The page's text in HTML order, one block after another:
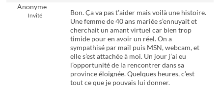
Anonyme
Invité
Bon. Ça va pas t’aider mais voilà une histoire.
Une femme de 40 ans mariée s’ennuyait et
cherchait un amant virtuel car bien trop
timide pour en avoir un réel. On a
sympathisé par mail puis MSN, webcam, et
elle s’est attachée à moi. Un jour j’ai eu
l’opportunité de la rencontrer dans sa
province éloignée. Quelques heures, c’est
tout ce que je pouvais lui donner.